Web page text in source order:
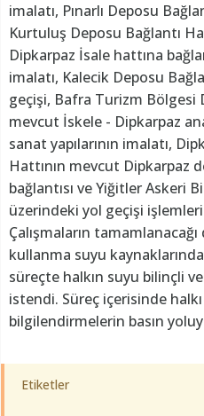
imalatı, Pınarlı Deposu
Kurtuluş Deposu Bağlantı
Dipkarpaz İsale hattına
imalatı, Kalecik Deposu
geçişi, Bafra Turizm Bölgesi
mevcut İskele - Dipkarpaz
sanat yapılarının imalatı,
Hattının mevcut Dipkarpaz
bağlantısı ve Yiğitler Askeri
üzerindeki yol geçişi
Çalışmaların
kullanma suyu
süreçte halkın suyu bilinçli
istendi. Süreç içerisinde
bilgilendirmelerin basın
Etiketler